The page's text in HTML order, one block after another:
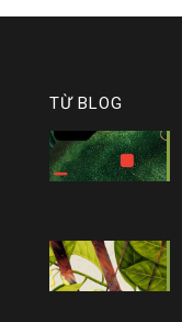
TỪ BLOG